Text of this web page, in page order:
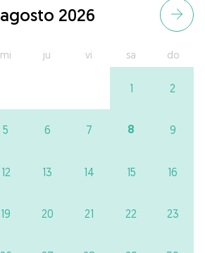
agosto 2026
mi ju vi sa do
1 2
5 6 7 8 9
12 13 14 15 16
19 20 21 22 23